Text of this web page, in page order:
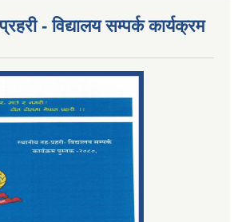
- विद्यालय सम्पर्क कार्यक्रम